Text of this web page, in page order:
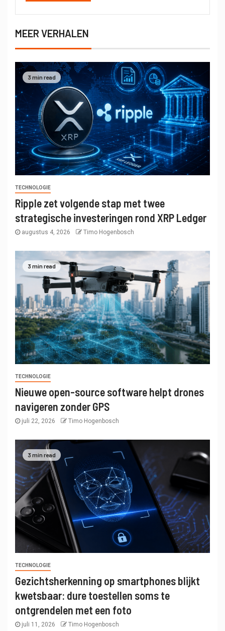
MEER VERHALEN
3 min read
TECHNOLOGIE
Ripple zet volgende stap met twee
strategische investeringen rond XRP Ledger
augustus 4, 2026 Timo Hogenbosch
3 min read
TECHNOLOGIE
Nieuwe open-source software helpt drones
navigeren zonder GPS
juli 22, 2026 Timo Hogenbosch
3 min read
TECHNOLOGIE
Gezichtsherkenning op smartphones blijkt
kwetsbaar: dure toestellen soms te
ontgrendelen met een foto
juli 11, 2026 Timo Hogenbosch